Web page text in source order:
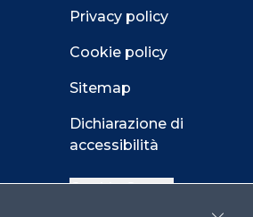
Privacy policy
Cookie policy
Sitemap
Dichiarazione di
accessibilità
Cookie Center